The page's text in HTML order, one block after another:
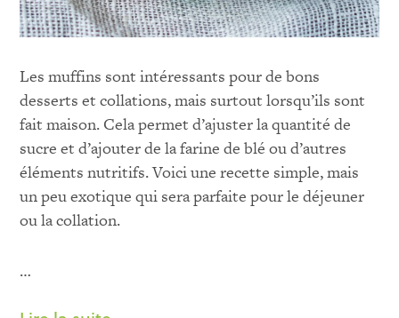
Les muffins sont intéressants pour de bons
desserts et collations, mais surtout lorsqu’ils sont
fait maison. Cela permet d’ajuster la quantité de
sucre et d’ajouter de la farine de blé ou d’autres
éléments nutritifs. Voici une recette simple, mais
un peu exotique qui sera parfaite pour le déjeuner
ou la collation.
…